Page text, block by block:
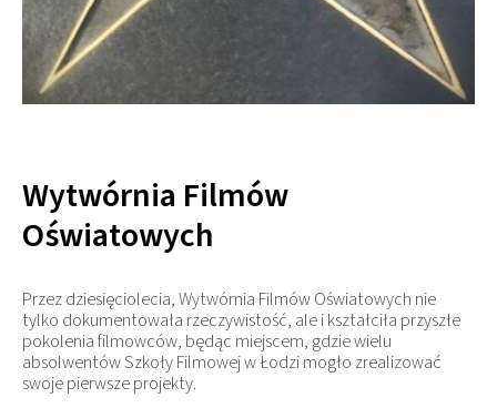
Wytwórnia Filmów
Oświatowych
Przez dziesięciolecia, Wytwórnia Filmów Oświatowych nie
tylko dokumentowała rzeczywistość, ale i kształciła przyszłe
pokolenia filmowców, będąc miejscem, gdzie wielu
absolwentów Szkoły Filmowej w Łodzi mogło zrealizować
swoje pierwsze projekty.